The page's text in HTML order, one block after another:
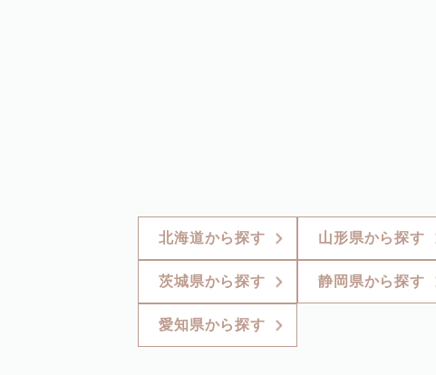
北海道から探す 山形県から探す
茨城県から探す 静岡県から探す
愛知県から探す